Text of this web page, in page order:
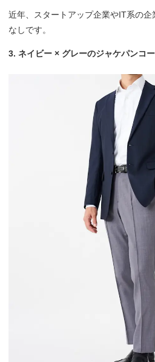
近年、スタートアップ企業やIT系の企
なしです。
3. ネイビー × グレーのジャケパンコ